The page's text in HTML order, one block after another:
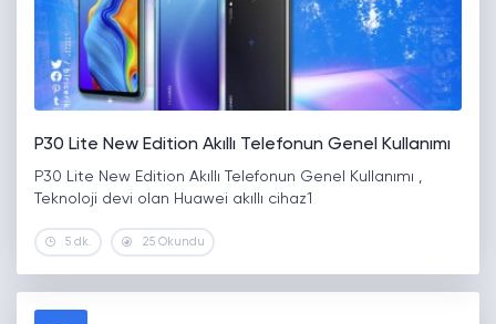
P30 Lite New Edition Akıllı Telefonun Genel Kullanımı
P30 Lite New Edition Akıllı Telefonun Genel Kullanımı ,
Teknoloji devi olan Huawei akıllı cihaz1
5 dk. 25 Okundu